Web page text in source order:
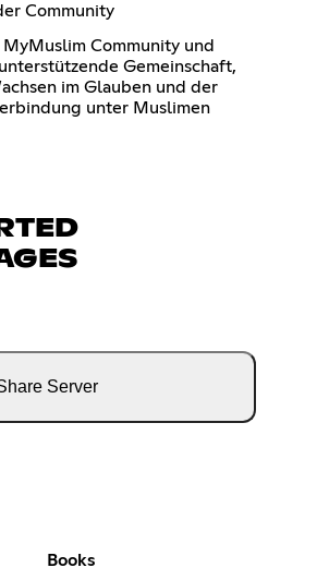
Community
Community und
Gemeinschaft,
im Glauben und der
unter Muslimen
Server
Books